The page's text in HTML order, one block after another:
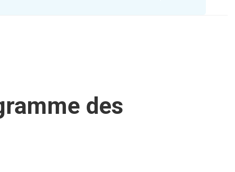
des